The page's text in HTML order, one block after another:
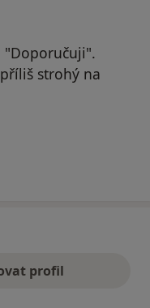
"Doporučuji".
strohý na
profil